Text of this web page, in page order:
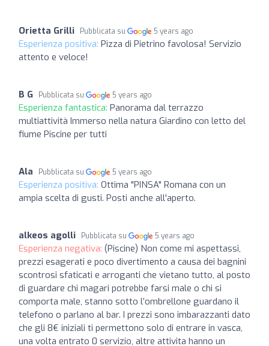
Orietta Grilli Pubblicata su 5 years ago
Esperienza positiva: Pizza di Pietrino favolosa! Servizio
attento e veloce!
B G Pubblicata su 5 years ago
Esperienza fantastica: Panorama dal terrazzo
multiattività Immerso nella natura Giardino con letto del
fiume Piscine per tutti
Ala Pubblicata su 5 years ago
Esperienza positiva: Ottima "PINSA" Romana con un
ampia scelta di gusti. Posti anche all'aperto.
alkeos agolli Pubblicata su 5 years ago
Esperienza negativa: (Piscine) Non come mi aspettassi,
prezzi esagerati e poco divertimento a causa dei bagnini
scontrosi sfaticati e arroganti che vietano tutto, al posto
di guardare chi magari potrebbe farsi male o chi si
comporta male, stanno sotto l’ombrellone guardano il
telefono o parlano al bar. I prezzi sono imbarazzanti dato
che gli 8€ iniziali ti permettono solo di entrare in vasca,
una volta entrato 0 servizio, altre attivita hanno un